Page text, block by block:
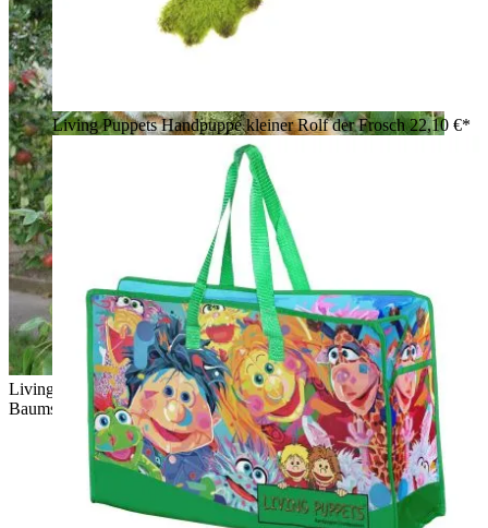
Living Puppets Handpuppe Braune Katze an einem
Baumstamm im Garten
Living Puppets Handpuppe kleiner Rolf der Frosch22,10 €*